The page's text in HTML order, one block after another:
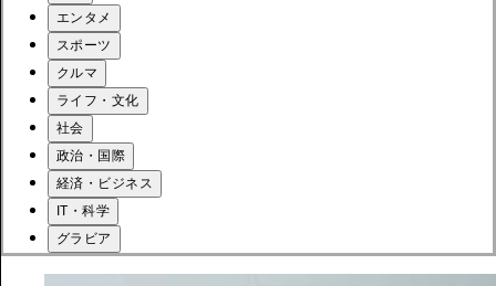
エンタメ
スポーツ
クルマ
ライフ・文化
社会
政治・国際
経済・ビジネス
IT・科学
グラビア